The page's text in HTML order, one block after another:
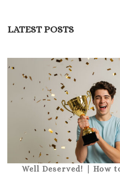
LATEST POSTS
Well Deserved! | How